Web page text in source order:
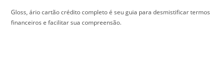
Gloss, ário cartão crédito completo é seu guia para desmistificar termos
financeiros e facilitar sua compreensão.